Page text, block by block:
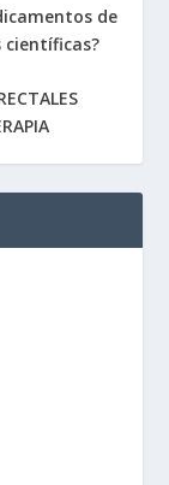
de
científicas?